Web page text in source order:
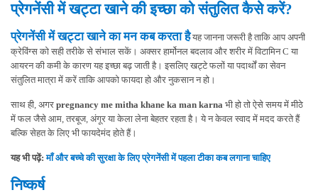
प्रेगनेंसी में खट्टा खाने की इच्छा को संतुलित कैसे करें?
प्रेगनेंसी में खट्टा खाने का मन कब करता हैयह जानना जरूरी है ताकि आप अपनी
क्रेविंग्स को सही तरीके से संभाल सकें। अक्सर हार्मोनल बदलाव और शरीर में विटामिन C या
आयरन की कमी के कारण यह इच्छा बढ़ जाती है। इसलिए खट्टे फलों या पदार्थों का सेवन
संतुलित मात्रा में करें ताकि आपको फायदा हो और नुकसान न हो।
साथ ही, अगर pregnancy me mitha khane ka man karna भी हो तो ऐसे समय में मीठे
में फल जैसे आम, तरबूज, अंगूर या केला लेना बेहतर रहता है। ये न केवल स्वाद में मदद करते हैं
बल्कि सेहत के लिए भी फायदेमंद होते हैं।
यह भी पढ़ें:माँ और बच्चे की सुरक्षा के लिए प्रेगनेंसी में पहला टीका कब लगाना चाहिए
निष्कर्ष